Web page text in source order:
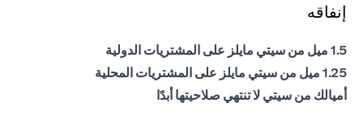
إنفاقه
1.5 ميل من سيتي مايلز على المشتريات الدولية
1.25 ميل من سيتي مايلز على المشتريات المحلية
أميالك من سيتي لا تنتهي صلاحيتها أبدًا